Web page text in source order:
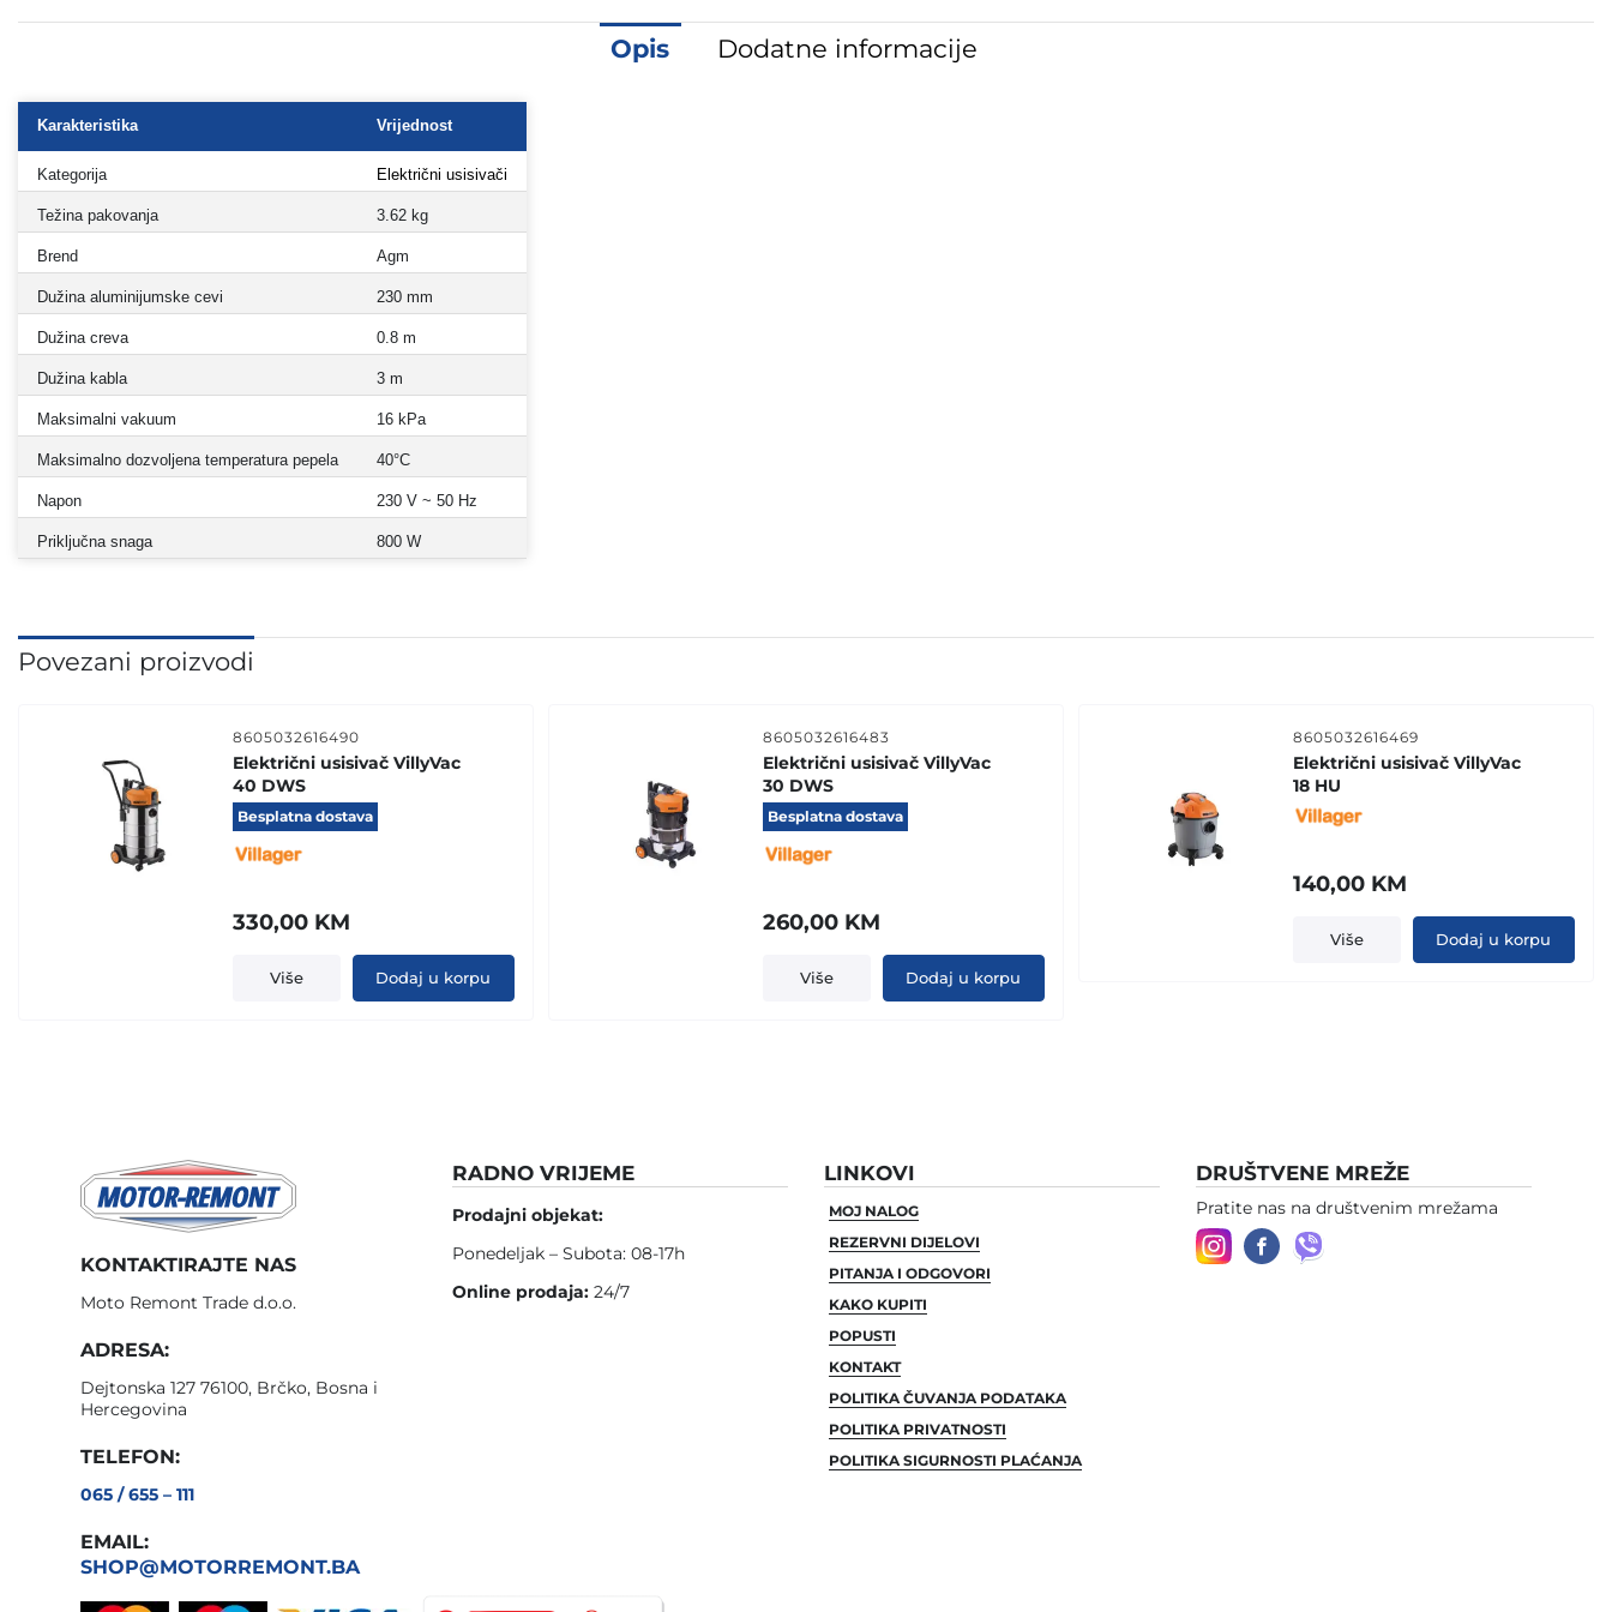
Opis Dodatne informacije
Karakteristika Vrijednost
Kategorija Električni usisivači
Težina pakovanja 3.62 kg
Brend Agm
Dužina aluminijumske cevi 230 mm
Dužina creva 0.8 m
Dužina kabla 3 m
Maksimalni vakuum 16 kPa
Maksimalno dozvoljena temperatura pepela 40°C
Napon 230 V ~ 50 Hz
Priključna snaga 800 W
Povezani proizvodi
8605032616490
Električni usisivač VillyVac
40 DWS
Besplatna dostava
330,00 KM
Više Dodaj u korpu
8605032616483
Električni usisivač VillyVac
30 DWS
Besplatna dostava
260,00 KM
Više Dodaj u korpu
8605032616469
Električni usisivač VillyVac
18 HU
140,00 KM
Više Dodaj u korpu
KONTAKTIRAJTE NAS
Moto Remont Trade d.o.o.
ADRESA:
Dejtonska 127 76100, Brčko, Bosna i
Hercegovina
TELEFON:
065 / 655 – 111
EMAIL:
SHOP@MOTORREMONT.BA
RADNO VRIJEME
Prodajni objekat:
Ponedeljak – Subota: 08-17h
Online prodaja: 24/7
LINKOVI
MOJ NALOG
REZERVNI DIJELOVI
PITANJA I ODGOVORI
KAKO KUPITI
POPUSTI
KONTAKT
POLITIKA ČUVANJA PODATAKA
POLITIKA PRIVATNOSTI
POLITIKA SIGURNOSTI PLAĆANJA
DRUŠTVENE MREŽE
Pratite nas na društvenim mrežama